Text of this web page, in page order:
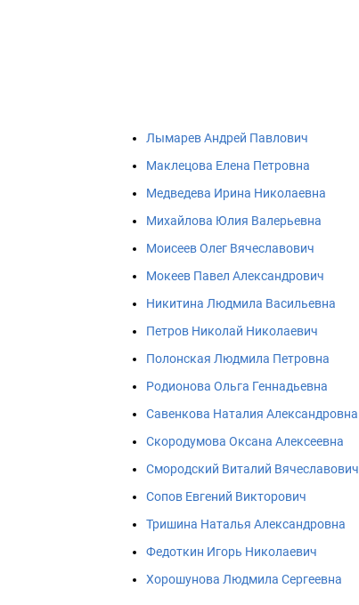
Лымарев Андрей Павлович
Маклецова Елена Петровна
Медведева Ирина Николаевна
Михайлова Юлия Валерьевна
Моисеев Олег Вячеславович
Мокеев Павел Александрович
Никитина Людмила Васильевна
Петров Николай Николаевич
Полонская Людмила Петровна
Родионова Ольга Геннадьевна
Савенкова Наталия Александровна
Скородумова Оксана Алексеевна
Смородский Виталий Вячеславович
Сопов Евгений Викторович
Тришина Наталья Александровна
Федоткин Игорь Николаевич
Хорошунова Людмила Сергеевна